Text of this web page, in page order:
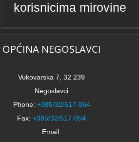
korisnicima mirovine
OPĆINA NEGOSLAVCI
Vukovarska 7, 32 239
Negoslavci
Phone: +385/32/517-054
Fax: +385/32/517-054
Email: